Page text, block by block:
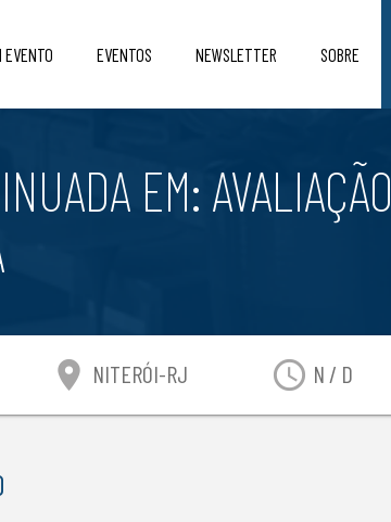
EVENTO EVENTOS NEWSLETTER SOBRE
EM: AVALIAÇÃO
access_time N / D
location_on NITERÓI-RJ